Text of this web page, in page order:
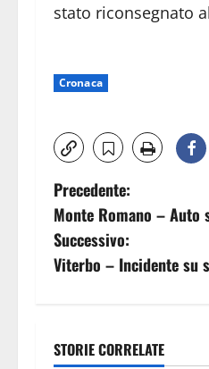
stato riconsegnato
Cronaca
N
a
v
g
Precedente:
Monte Romano –
Successivo:
Viterbo – Incidente su
STORIE CORRELATE